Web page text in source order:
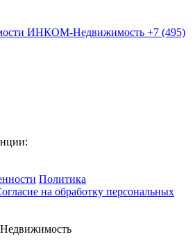
+7 (495)
Политика
на обработку персональных